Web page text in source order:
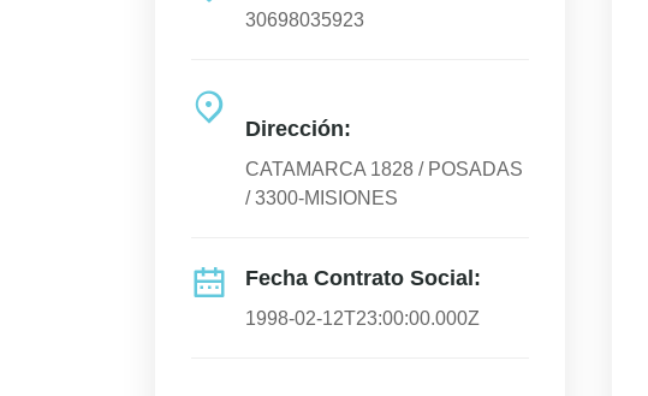
30698035923
Dirección:
CATAMARCA 1828 / POSADAS
/ 3300-MISIONES
Fecha Contrato Social:
1998-02-12T23:00:00.000Z